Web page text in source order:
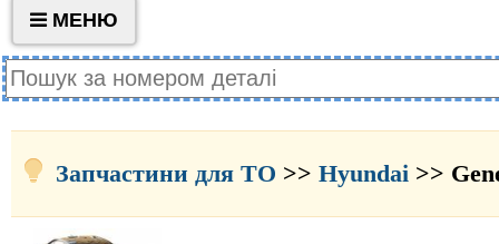
МЕНЮ
Запчастини для ТО >> Hyundai >>